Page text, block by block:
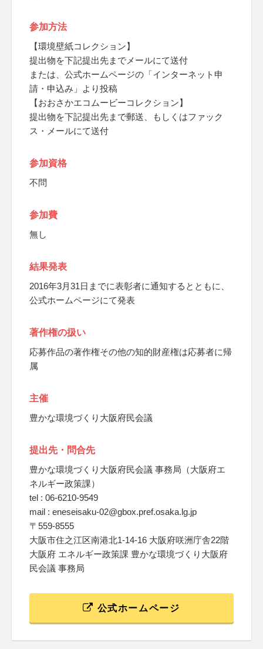
参加方法
【環境壁紙コレクション】
提出物を下記提出先までメールにて送付
または、公式ホームページの「インターネット申
請・申込み」より投稿
【おおさかエコムービーコレクション】
提出物を下記提出先まで郵送、もしくはファック
ス・メールにて送付
参加資格
不問
参加費
無し
結果発表
2016年3月31日までに表彰者に通知するとともに、
公式ホームページにて発表
著作権の扱い
応募作品の著作権その他の知的財産権は応募者に帰
属
主催
豊かな環境づくり大阪府民会議
提出先・問合先
豊かな環境づくり大阪府民会議 事務局（大阪府エ
ネルギー政策課）
tel : 06-6210-9549
mail : eneseisaku-02@gbox.pref.osaka.lg.jp
〒559-8555
大阪市住之江区南港北1-14-16 大阪府咲洲庁舎22階
大阪府 エネルギー政策課 豊かな環境づくり大阪府
民会議 事務局
公式ホームページ